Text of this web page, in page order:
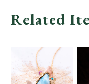
Related